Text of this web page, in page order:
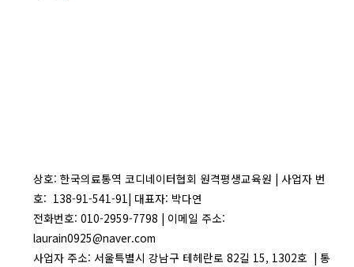
상호: 한국의료통역 코디네이터협회 원격평생교육원 | 사업자 번
호: 138-91-541-91| 대표자: 박다연
전화번호: 010-2959-7798 | 이메일 주소:
laurain0925@naver.com
사업자 주소: 서울특별시 강남구 테헤란로 82길 15, 1302호 | 통